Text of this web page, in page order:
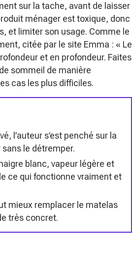
sur la tache, avant de laisser
ménager est toxique, donc
et limiter son usage. Comme le
citée par le site Emma : « Le
et en profondeur. Faites
sommeil de manière
cas les plus difficiles.
l’auteur s’est penché sur la
le détremper.
blanc, vapeur légère et
ce qui fonctionne vraiment et
mieux remplacer le matelas
très concret.